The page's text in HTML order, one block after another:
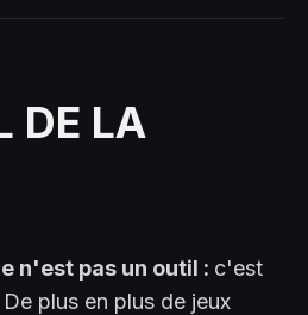
DE LA
n'est pas un outil : c'est
plus en plus de jeux